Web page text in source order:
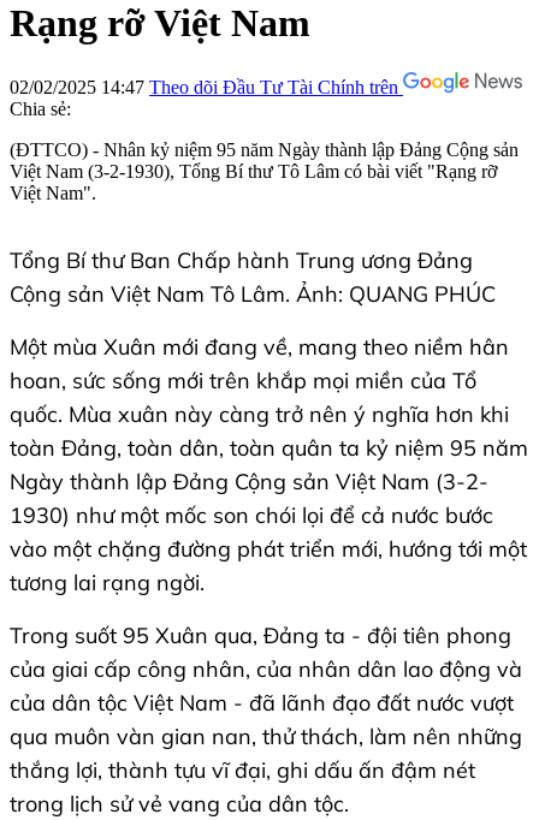
Rạng rỡ Việt Nam
02/02/2025 14:47 Theo dõi Đầu Tư Tài Chính trên
Chia sẻ:
(ĐTTCO) - Nhân kỷ niệm 95 năm Ngày thành lập Đảng Cộng sản
Việt Nam (3-2-1930), Tổng Bí thư Tô Lâm có bài viết "Rạng rỡ
Việt Nam".
Tổng Bí thư Ban Chấp hành Trung ương Đảng
Cộng sản Việt Nam Tô Lâm. Ảnh: QUANG PHÚC
Một mùa Xuân mới đang về, mang theo niềm hân
hoan, sức sống mới trên khắp mọi miền của Tổ
quốc. Mùa xuân này càng trở nên ý nghĩa hơn khi
toàn Đảng, toàn dân, toàn quân ta kỷ niệm 95 năm
Ngày thành lập Đảng Cộng sản Việt Nam (3-2-
1930) như một mốc son chói lọi để cả nước bước
vào một chặng đường phát triển mới, hướng tới một
tương lai rạng ngời.
Trong suốt 95 Xuân qua, Đảng ta - đội tiên phong
của giai cấp công nhân, của nhân dân lao động và
của dân tộc Việt Nam - đã lãnh đạo đất nước vượt
qua muôn vàn gian nan, thử thách, làm nên những
thắng lợi, thành tựu vĩ đại, ghi dấu ấn đậm nét
trong lịch sử vẻ vang của dân tộc.